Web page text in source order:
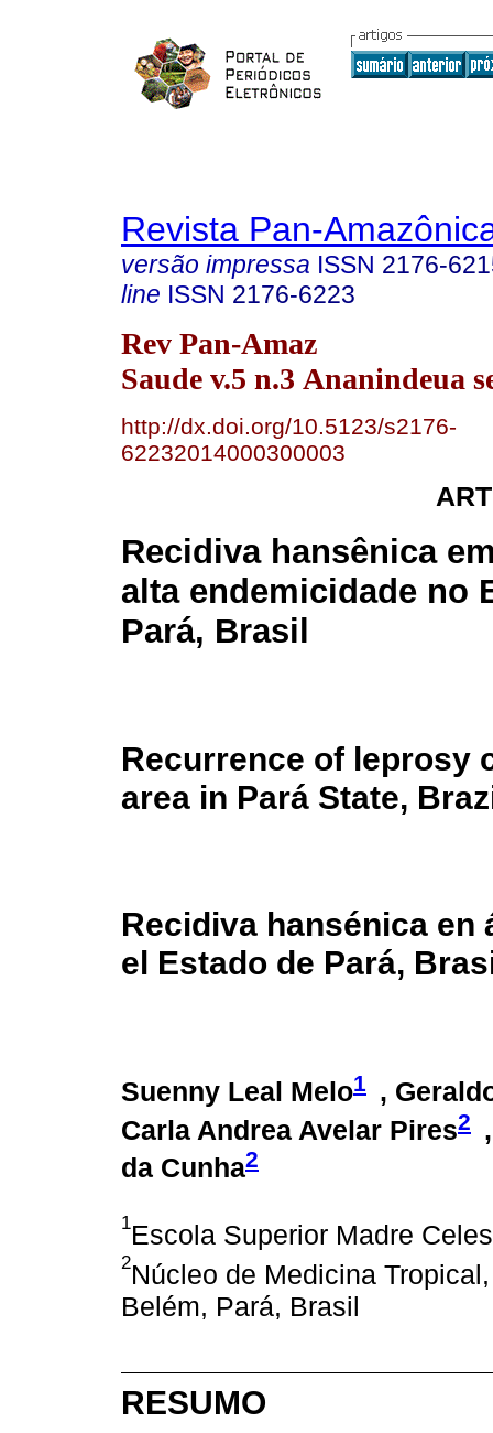
Revista Pan-
versão impressa ISSN 2176-
line ISSN 2176-6223
Rev Pan-Amaz
Saude v.5 n.3 Ananindeua
http://dx.doi.org/10.5123/s2176-
62232014000300003
Recidiva hansênica
alta endemicidade no
Pará, Brasil
Recurrence of leprosy
area in Pará State,
Recidiva hansénica en
el Estado de Pará,
Suenny Leal Melo1 ,
Carla Andrea Avelar Pires2
da Cunha2
1Escola Superior Madre
2Núcleo de Medicina
Belém, Pará, Brasil
RESUMO